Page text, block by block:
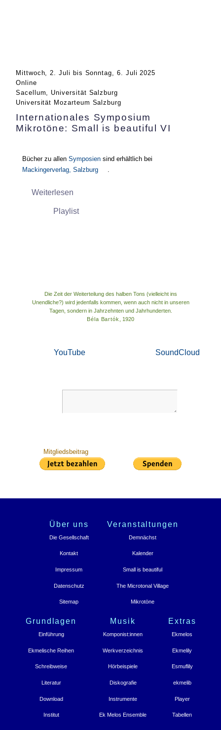
Mittwoch, 2. Juli bis Sonntag, 6. Juli 2025
Online
Sacellum, Universität Salzburg
Universität Mozarteum Salzburg
Internationales Symposium
Mikrotöne: Small is beautiful VI
Bücher zu allenSymposien sind erhältlich bei
Mackingerverlag, Salzburg
.
Weiterlesen
Playlist
Die Zeit der Weiterteilung des halben Tons (vielleicht ins
Unendliche?) wird jedenfalls kommen, wenn auch nicht in unseren
Tagen, sondern in Jahrzehnten und Jahrhunderten.
Béla Bartók
, 1920
YouTube SoundCloud
Mitgliedsbeitrag
Über uns
Die Gesellschaft
Kontakt
Impressum
Datenschutz
Sitemap
Veranstaltungen
Demnächst
Kalender
Small is beautiful
The Microtonal Village
Mikrotöne
Grundlagen
Einführung
Ekmelische Reihen
Schreibweise
Literatur
Download
Institut
Musik
Komponist:innen
Werkverzeichnis
Hörbeispiele
Diskografie
Instrumente
Ek Melos Ensemble
Extras
Ekmelos
Ekmelily
Esmuflily
ekmelib
Player
Tabellen